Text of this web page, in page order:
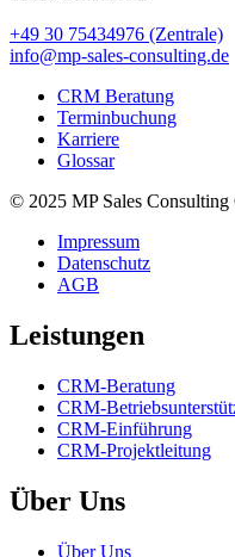
+49 30 75434976 (Zentrale)
info@mp-sales-consulting.de
CRM Beratung
Terminbuchung
Karriere
Glossar
© 2025 MP Sales Consulting
Impressum
Datenschutz
AGB
Leistungen
CRM-Beratung
CRM-
CRM-Einführung
CRM-Projektleitung
Über Uns
Über Uns